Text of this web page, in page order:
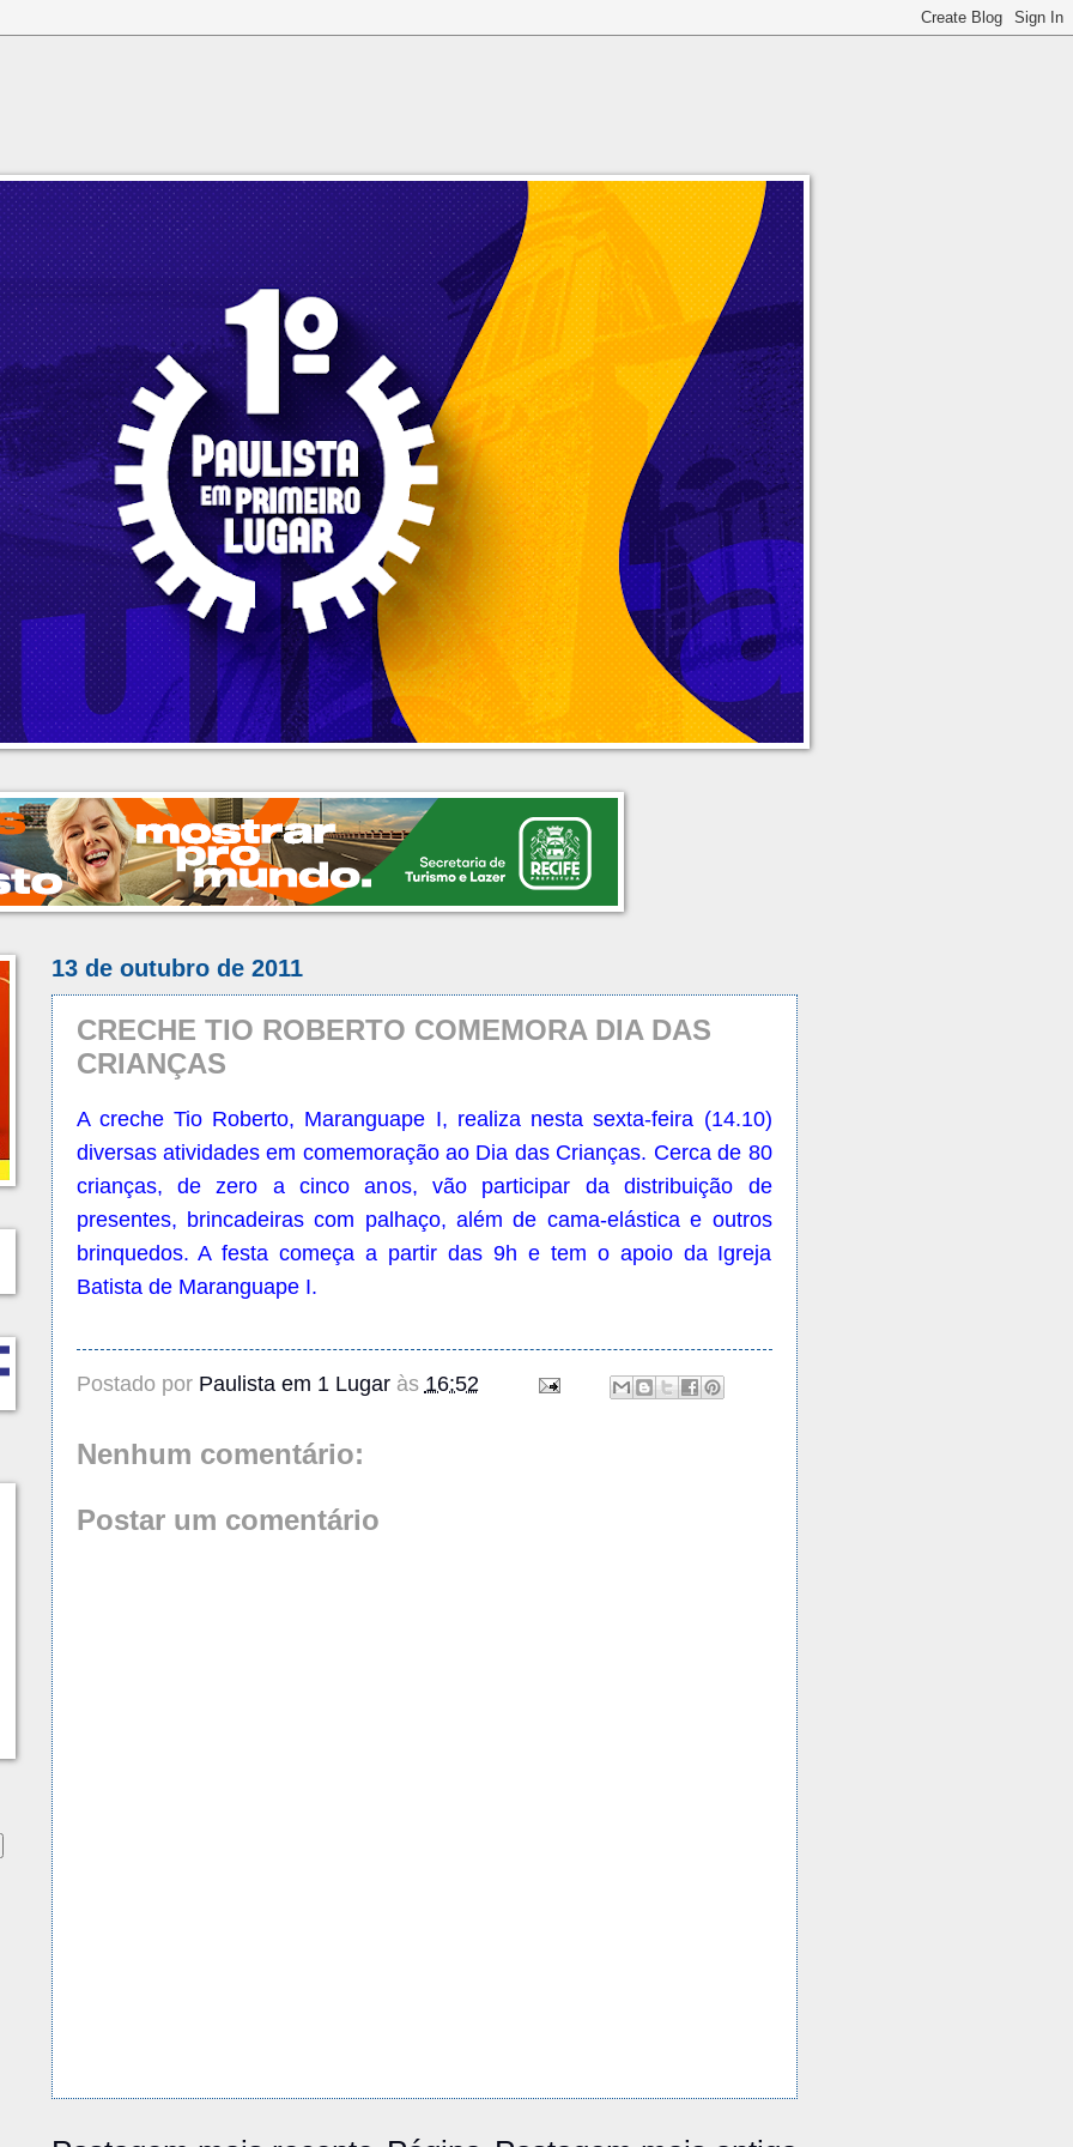
13 de outubro de 2011
CRECHE TIO ROBERTO COMEMORA DIA DAS
CRIANÇAS
A creche Tio Roberto, Maranguape I, realiza nesta sexta-feira (14.10)
diversas atividades em comemoração ao Dia das Crianças. Cerca de 80
crianças, de zero a cinco anos, vão participar da distribuição de
presentes, brincadeiras com palhaço, além de cama-elástica e outros
brinquedos. A festa começa a partir das 9h e tem o apoio da Igreja
Batista de Maranguape I.
Postado por Paulista em 1 Lugar às 16:52
Nenhum comentário:
Postar um comentário